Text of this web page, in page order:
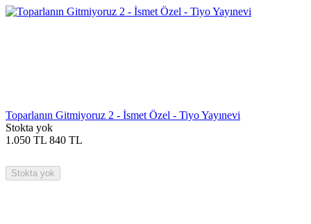
Toparlanın Gitmiyoruz 2 - İsmet Özel - Tiyo Yayınevi
Stokta yok
1.050 TL 840 TL
Stokta yok